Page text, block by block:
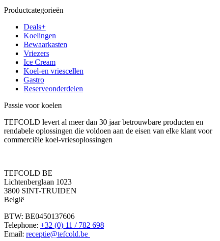
Productcategorieën
Deals+
Koelingen
Bewaarkasten
Vriezers
Ice Cream
Koel-en vriescellen
Gastro
Reserveonderdelen
Passie voor koelen
TEFCOLD levert al meer dan 30 jaar betrouwbare producten en
rendabele oplossingen die voldoen aan de eisen van elke klant voor
commerciële koel-vriesoplossingen
TEFCOLD BE
Lichtenberglaan 1023
3800 SINT-TRUIDEN
België
BTW: BE0450137606
Telephone: +32 (0) 11 / 782 698
Email: receptie@tefcold.be